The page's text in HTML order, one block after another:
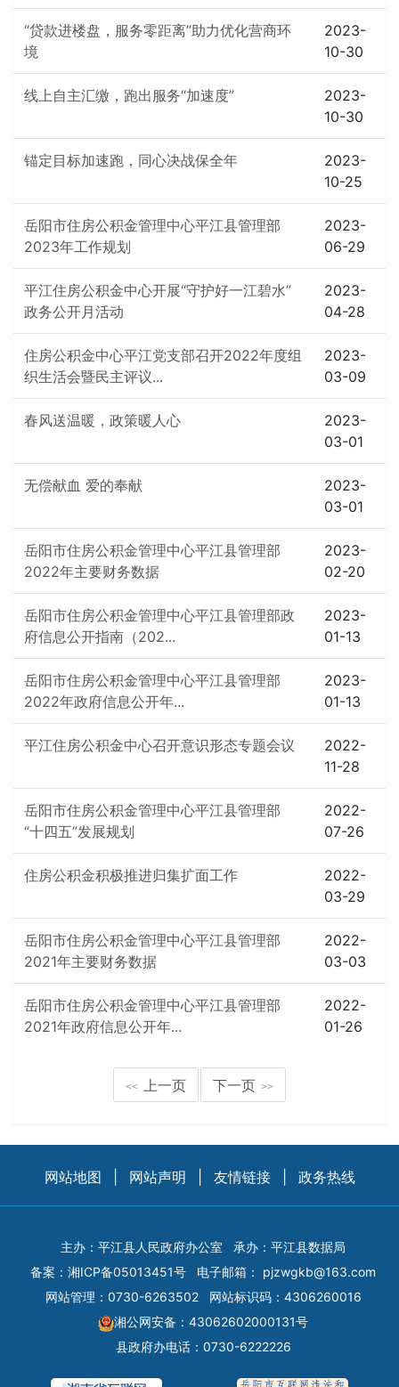
“贷款进楼盘，服务零距离”助力优化营商环
境
2023-
10-30
线上自主汇缴，跑出服务“加速度”
2023-
10-30
锚定目标加速跑，同心决战保全年
2023-
10-25
岳阳市住房公积金管理中心平江县管理部
2023年工作规划
2023-
06-29
平江住房公积金中心开展“守护好一江碧水”
政务公开月活动
2023-
04-28
住房公积金中心平江党支部召开2022年度组
织生活会暨民主评议...
2023-
03-09
春风送温暖，政策暖人心
2023-
03-01
无偿献血 爱的奉献
2023-
03-01
岳阳市住房公积金管理中心平江县管理部
2022年主要财务数据
2023-
02-20
岳阳市住房公积金管理中心平江县管理部政
府信息公开指南（202...
2023-
01-13
岳阳市住房公积金管理中心平江县管理部
2022年政府信息公开年...
2023-
01-13
平江住房公积金中心召开意识形态专题会议
2022-
11-28
岳阳市住房公积金管理中心平江县管理部
“十四五”发展规划
2022-
07-26
住房公积金积极推进归集扩面工作
2022-
03-29
岳阳市住房公积金管理中心平江县管理部
2021年主要财务数据
2022-
03-03
岳阳市住房公积金管理中心平江县管理部
2021年政府信息公开年...
2022-
01-26
<< 上一页 下一页 >>
网站地图 网站声明 友情链接 政务热线
主办：平江县人民政府办公室
承办：平江县数据局
备案： 湘ICP备05013451号 电子邮箱： pjzwgkb@163.com
网站管理：0730-6263502
网站标识码：4306260016
湘公网安备：43062602000131号
县政府办电话：0730-6222226